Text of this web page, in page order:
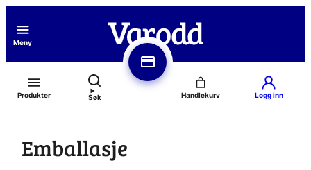
Meny
Produkter Søk Logg inn
Emballasje